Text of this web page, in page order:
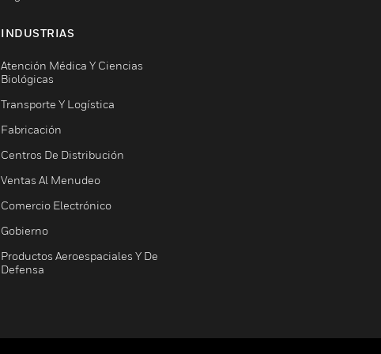
INDUSTRIAS
Atención Médica Y Ciencias
Biológicas
Transporte Y Logística
Fabricación
Centros De Distribución
Ventas Al Menudeo
Comercio Electrónico
Gobierno
Productos Aeroespaciales Y De
Defensa